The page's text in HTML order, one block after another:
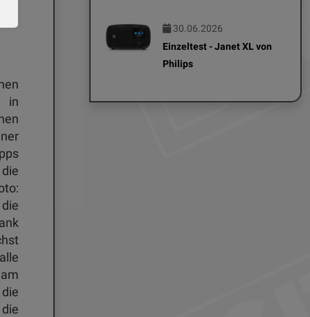
in
30.06.2026
Einzeltest - Janet XL von
Philips